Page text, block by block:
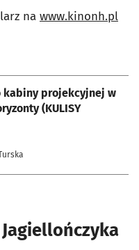
na www.kinonh.pl
kabiny projekcyjnej w
(KULISY